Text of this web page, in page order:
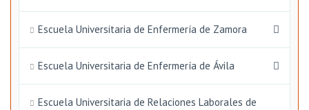
Escuela Universitaria de Enfermería de Zamora
Escuela Universitaria de Enfermería de Ávila
Escuela Universitaria de Relaciones Laborales de